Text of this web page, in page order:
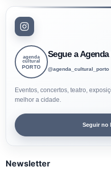
agenda
cultural
PORTO
Segue a
@agenda_cultural_porto
Eventos, concertos, teatro,
melhor a cidade.
Seguir no
Newsletter